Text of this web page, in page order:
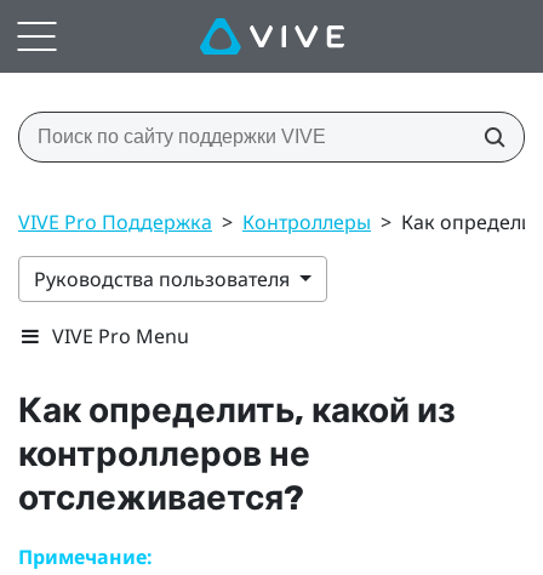
VIVE Pro Поддержка > Контроллеры > Как
Руководства пользователя
VIVE Pro Menu
Как определить, какой из
контроллеров не
отслеживается?
Примечание: